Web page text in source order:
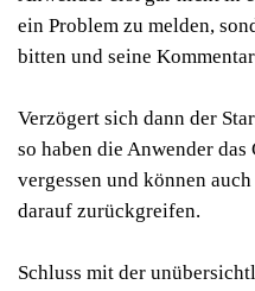
ein Problem zu melden,
bitten und seine
Verzögert sich dann der
so haben die Anwender
vergessen und können
darauf zurückgreifen.
Schluss mit der